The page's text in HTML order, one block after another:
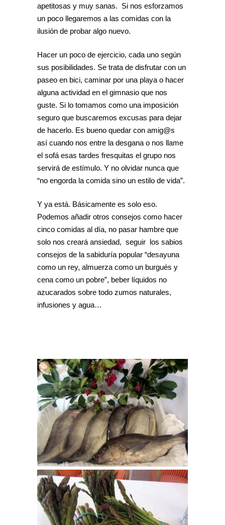
apetitosas y muy sanas. Si nos esforzamos
un poco llegaremos a las comidas con la
ilusión de probar algo nuevo.
Hacer un poco de ejercicio, cada uno según
sus posibilidades. Se trata de disfrutar con un
paseo en bici, caminar por una playa o hacer
alguna actividad en el gimnasio que nos
guste. Si lo tomamos como una imposición
seguro que buscaremos excusas para dejar
de hacerlo. Es bueno quedar con amig@s
así cuando nos entre la desgana o nos llame
el sofá esas tardes fresquitas el grupo nos
servirá de estímulo. Y no olvidar nunca que
“no engorda la comida sino un estilo de vida”.
Y ya está. Básicamente es solo eso.
Podemos añadir otros consejos como hacer
cinco comidas al día, no pasar hambre que
solo nos creará ansiedad, seguir los sabios
consejos de la sabiduría popular “desayuna
como un rey, almuerza como un burgués y
cena como un pobre”, beber líquidos no
azucarados sobre todo zumos naturales,
infusiones y agua…